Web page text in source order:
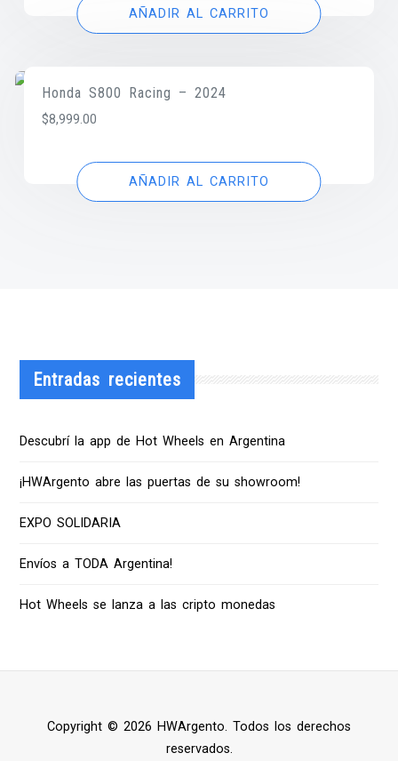
AÑADIR AL CARRITO
Honda S800 Racing – 2024
$8,999.00
AÑADIR AL CARRITO
Entradas recientes
Descubrí la app de Hot Wheels en Argentina
¡HWArgento abre las puertas de su showroom!
EXPO SOLIDARIA
Envíos a TODA Argentina!
Hot Wheels se lanza a las cripto monedas
Copyright © 2026 HWArgento. Todos los derechos
reservados.